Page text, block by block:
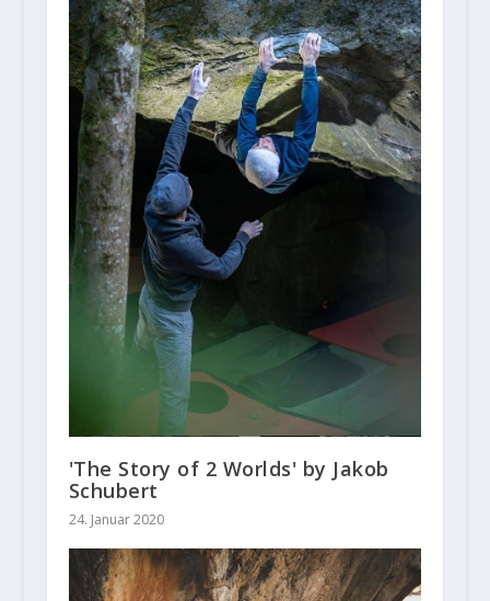
'The Story of 2 Worlds' by Jakob
Schubert
24. Januar 2020